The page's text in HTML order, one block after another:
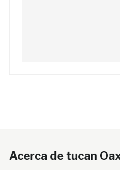
Acerca de tucan